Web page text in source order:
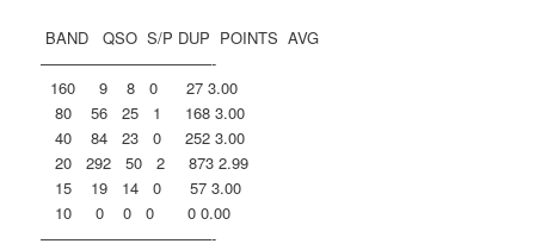
BAND QSO S/P DUP POINTS AVG
———————————-
160 9 8 0 27 3.00
80 56 25 1 168 3.00
40 84 23 0 252 3.00
20 292 50 2 873 2.99
15 19 14 0 57 3.00
10 0 0 0 0 0.00
———————————-